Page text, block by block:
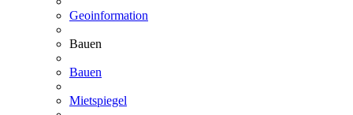
Geoinformation
Bauen
Bauen
Mietspiegel